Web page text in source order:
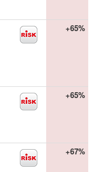
+65%
+65%
+67%